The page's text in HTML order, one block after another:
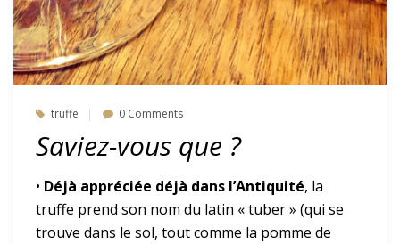
truffe 0 Comments
Saviez-vous que ?
• Déjà appréciée déjà dans l’Antiquité, la
truffe prend son nom du latin « tuber » (qui se
trouve dans le sol, tout comme la pomme de